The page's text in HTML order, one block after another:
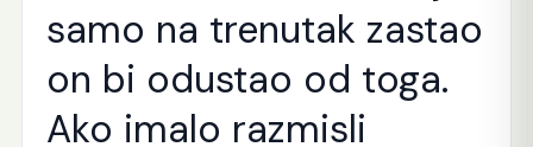
samo na trenutak zastao
on bi odustao od toga.
Ako imalo razmisli